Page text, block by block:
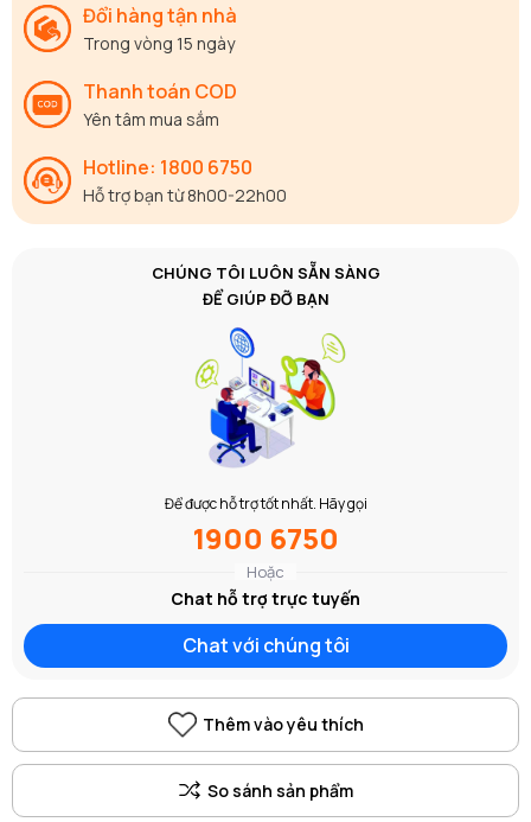
Đổi hàng tận nhà
Trong vòng 15 ngày
Thanh toán COD
Yên tâm mua sắm
Hotline: 1800 6750
Hỗ trợ bạn từ 8h00-22h00
CHÚNG TÔI LUÔN SẴN SÀNG
ĐỂ GIÚP ĐỠ BẠN
Để được hỗ trợ tốt nhất. Hãy gọi
1900 6750
Hoặc
Chat hỗ trợ trực tuyến
Chat với chúng tôi
Thêm vào yêu thích